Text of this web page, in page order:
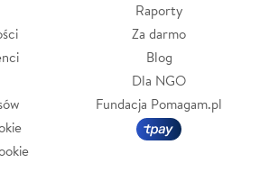
Raporty
Za darmo
Blog
Dla NGO
Fundacja Pomagam.pl